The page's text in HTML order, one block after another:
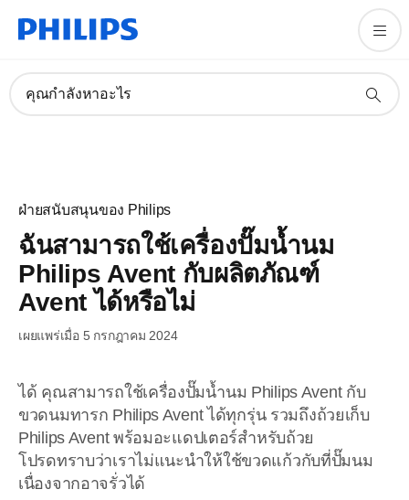
คุณกำลังหาอะไร
ฝ่ายสนับสนุนของ Philips
ฉันสามารถใช้เครื่องปั๊มน้ำนม
Philips Avent กับผลิตภัณฑ์
Avent ได้หรือไม่
เผยแพร่เมื่อ 5 กรกฎาคม 2024
ได้ คุณสามารถใช้เครื่องปั๊มน้ำนม Philips Avent กับ
ขวดนมทารก Philips Avent ได้ทุกรุ่น รวมถึงถ้วยเก็บ
Philips Avent พร้อมอะแดปเตอร์สำหรับถ้วย
โปรดทราบว่าเราไม่แนะนำให้ใช้ขวดแก้วกับที่ปั๊มนม
เนื่องจากอาจรั่วได้